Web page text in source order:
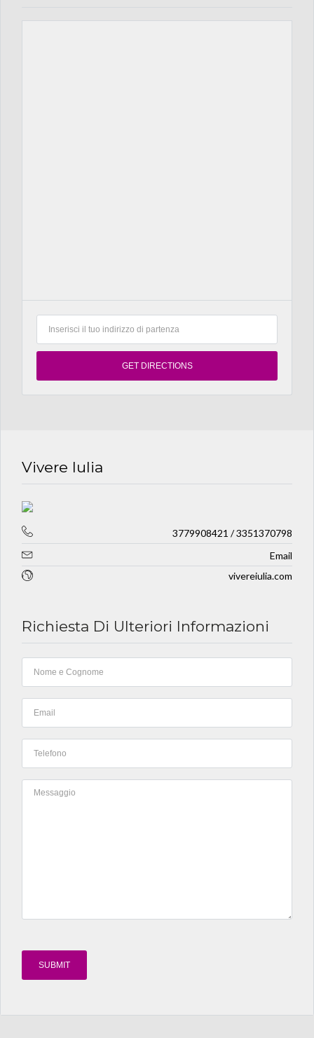
Vivere Iulia
3779908421 / 3351370798
Email
vivereiulia.com
Richiesta Di Ulteriori Informazioni